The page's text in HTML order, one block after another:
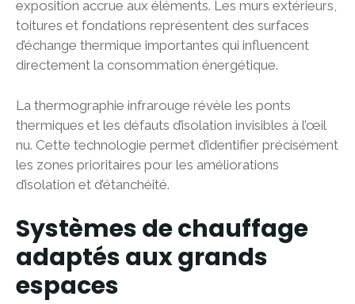
exposition accrue aux éléments. Les murs extérieurs,
toitures et fondations représentent des surfaces
d’échange thermique importantes qui influencent
directement la consommation énergétique.
La thermographie infrarouge révèle les ponts
thermiques et les défauts d’isolation invisibles à l’œil
nu. Cette technologie permet d’identifier précisément
les zones prioritaires pour les améliorations
d’isolation et d’étanchéité.
Systèmes de chauffage
adaptés aux grands
espaces